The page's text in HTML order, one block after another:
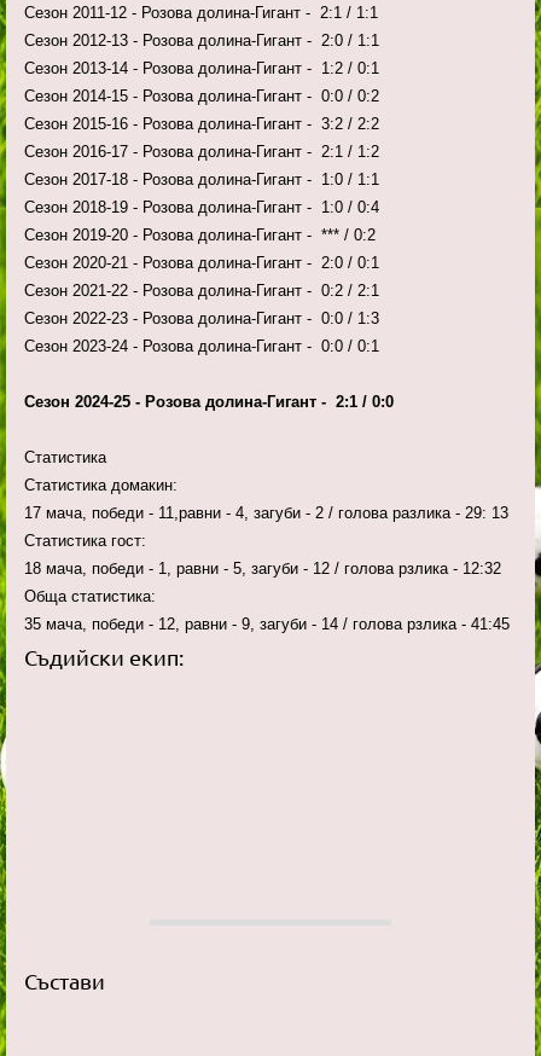
Сезон 2011-12 - Розова долина-Гигант - 2:1 / 1:1
Сезон 2012-13 - Розова долина-Гигант - 2:0 / 1:1
Сезон 2013-14 - Розова долина-Гигант - 1:2 / 0:1
Сезон 2014-15 - Розова долина-Гигант - 0:0 / 0:2
Сезон 2015-16 - Розова долина-Гигант - 3:2 / 2:2
Сезон 2016-17 - Розова долина-Гигант - 2:1 / 1:2
Сезон 2017-18 - Розова долина-Гигант - 1:0 / 1:1
Сезон 2018-19 - Розова долина-Гигант - 1:0 / 0:4
Сезон 2019-20 - Розова долина-Гигант - *** / 0:2
Сезон 2020-21 - Розова долина-Гигант - 2:0 / 0:1
Сезон 2021-22 - Розова долина-Гигант - 0:2 / 2:1
Сезон 2022-23 - Розова долина-Гигант - 0:0 / 1:3
Сезон 2023-24 - Розова долина-Гигант - 0:0 / 0:1
Сезон 2024-25 - Розова долина-Гигант - 2:1 / 0:0
Статистика
Статистика домакин:
17 мача, победи - 11,равни - 4, загуби - 2 / голова разлика - 29: 13
Статистика гост:
18 мача, победи - 1, равни - 5, загуби - 12 / голова рзлика - 12:32
Обща статистика:
35 мача, победи - 12, равни - 9, загуби - 14 / голова рзлика - 41:45
Съдийски екип:
Състави